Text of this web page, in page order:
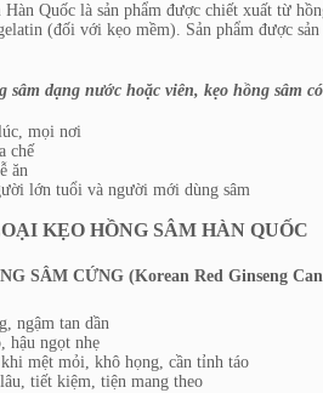
Hàn Quốc là sản phẩm được chiết xuất từ
(đối với kẹo mềm). Sản phẩm được
sâm dạng nước hoặc viên, kẹo hồng sâm
mọi nơi
chế
ăn
lớn tuổi và người mới dùng sâm
KẸO HỒNG SÂM HÀN QUỐC
SÂM CỨNG (Korean Red Ginseng
ngậm tan dần
hậu ngọt nhẹ
mệt mỏi, khô họng, cần tỉnh táo
tiết kiệm, tiện mang theo